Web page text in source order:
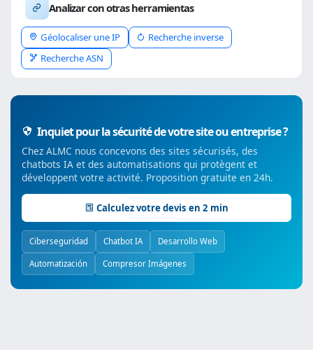
Analizar con otras herramientas
Géolocaliser une IP
Recherche inverse
Recherche ASN
Inquiet pour la sécurité de votre site ou entreprise ?
Chez ALMC nous concevons des sites sécurisés, des
chatbots IA et des automatisations qui protègent et
développent votre activité. Proposition gratuite en 24h.
Calculez votre devis en 2 min
Ciberseguridad Chatbot IA Desarrollo Web
Automatización Compresor Imágenes